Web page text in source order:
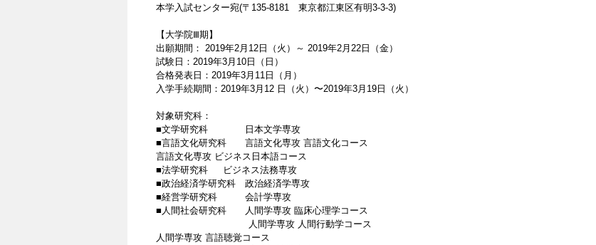
本学入試センター宛(〒135-8181 東京都江東区有明3-3-3)
【大学院Ⅲ期】
出願期間： 2019年2月12日（火）～ 2019年2月22日（金）
試験日：2019年3月10日（日）
合格発表日：2019年3月11日（月）
入学手続期間：2019年3月12 日（火）〜2019年3月19日（火）
対象研究科：
■文学研究科 日本文学専攻
■言語文化研究科 言語文化専攻 言語文化コース
言語文化専攻 ビジネス日本語コース
■法学研究科 ビジネス法務専攻
■政治経済学研究科 政治経済学専攻
■経営学研究科 会計学専攻
■人間社会研究科 人間学専攻 臨床心理学コース
人間学専攻 人間行動学コース
人間学専攻 言語聴覚コース